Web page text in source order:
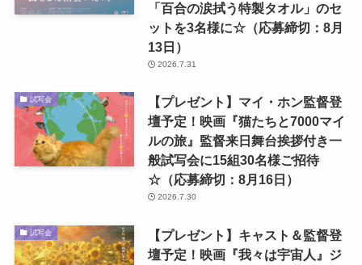
「百合の涙拭う特製タオル」のセ
ットを3名様に☆（応募締切：8月
13日）
2026.7.31
試写会
【プレゼント】マイ・ホン監督登
壇予定！映画『猫たちと7000マイ
ルの旅』監督来日舞台挨拶付き一
般試写会に15組30名様ご招待
☆（応募締切：8月16日）
2026.7.30
試写会
【プレゼント】キャスト＆監督登
壇予定！映画『我々は宇宙人』ジ